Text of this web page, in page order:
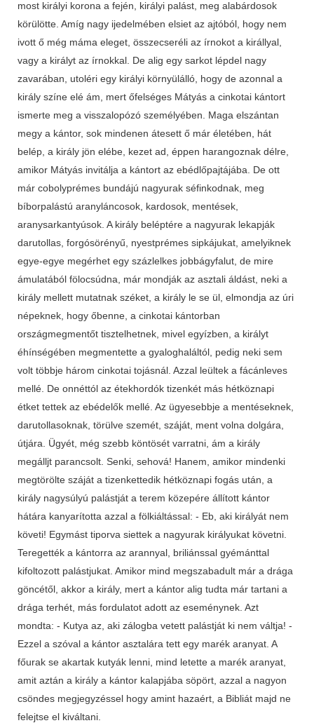
most királyi korona a fején, királyi palást, meg alabárdosok
körülötte. Amíg nagy ijedelmében elsiet az ajtóból, hogy nem
ivott ő még máma eleget, összecseréli az írnokot a királlyal,
vagy a királyt az írnokkal. De alig egy sarkot lépdel nagy
zavarában, utoléri egy királyi környülálló, hogy de azonnal a
király színe elé ám, mert őfelséges Mátyás a cinkotai kántort
ismerte meg a visszalopózó személyében. Maga elszántan
megy a kántor, sok mindenen átesett ő már életében, hát
belép, a király jön elébe, kezet ad, éppen harangoznak délre,
amikor Mátyás invitálja a kántort az ebédlőpajtájába. De ott
már cobolyprémes bundájú nagyurak séfinkodnak, meg
bíborpalástú aranyláncosok, kardosok, menté­sek,
aranysarkantyúsok. A király beléptére a nagyurak lekapják
darutollas, forgósörényű, nyestprémes sipkájukat, amelyiknek
egye-egye megérhet egy százlelkes jobbágyfalut, de mire
ámulatából fölocsúdna, már mondják az asztali áldást, neki a
király mellett mutatnak széket, a király le se ül, elmondja az úri
népeknek, hogy őbenne, a cinkotai kántorban
országmegmentőt tisztelhetnek, mivel egyízben, a királyt
éhínségében megmentette a gyaloghaláltól, pedig neki sem
volt többje három cinkotai tojásnál. Azzal leültek a fácánleves
mellé. De onnéttól az étekhordók tizenkét más hétköznapi
étket tettek az ebédelők mellé. Az ügyesebbje a mentéseknek,
darutollasoknak, törülve szemét, száját, ment volna dolgára,
útjára. Ügyét, még szebb köntösét varratni, ám a király
megálljt parancsolt. Senki, sehová! Hanem, amikor mindenki
megtörölte száját a tizenkettedik hétköznapi fogás után, a
király nagysúlyú palástját a terem közepére állított kántor
hátára kanyarította azzal a fölkiáltással: - Eb, aki királyát nem
követi! Egymást tiporva siettek a nagyurak királyukat követni.
Teregették a kántorra az arannyal, briliánssal gyémánttal
kifoltozott palástjukat. Amikor mind megszabadult már a drága
göncétől, akkor a király, mert a kántor alig tudta már tartani a
drága terhét, más fordulatot adott az eseménynek. Azt
mondta: - Kutya az, aki zálogba vetett palástját ki nem váltja! -
Ezzel a szóval a kántor asztalára tett egy marék aranyat. A
főurak se akartak kutyák lenni, mind letette a marék aranyat,
amit aztán a király a kántor kalapjába söpört, azzal a nagyon
csöndes megjegyzéssel hogy amint hazaért, a Bibliát majd ne
felejtse el kiváltani.